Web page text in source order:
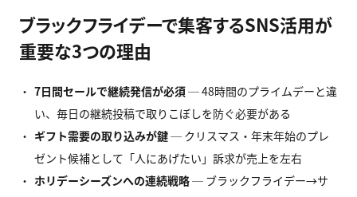
ブラックフライデーで集客するSNS活用が
重要な3つの理由
7日間セールで継続発信が必須─ 48時間のプライムデーと違
い、毎日の継続投稿で取りこぼしを防ぐ必要がある
ギフト需要の取り込みが鍵─ クリスマス・年末年始のプレ
ゼント候補として「人にあげたい」訴求が売上を左右
ホリデーシーズンへの連続戦略─ ブラックフライデー→サ